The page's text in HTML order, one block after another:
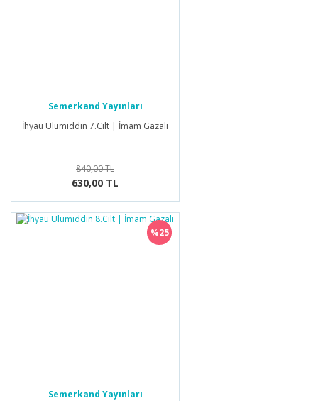
Semerkand Yayınları
İhyau Ulumiddin 7.Cilt | İmam Gazali
840,00 TL
630,00 TL
%25
Semerkand Yayınları